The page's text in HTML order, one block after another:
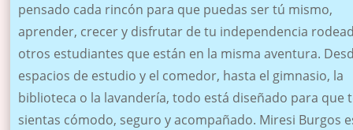
pensado cada rincón para que puedas ser tú mismo,
aprender, crecer y disfrutar de tu independencia
otros estudiantes que están en la misma aventura.
espacios de estudio y el comedor, hasta el gimnasio, la
biblioteca o la lavandería, todo está diseñado para que
sientas cómodo, seguro y acompañado. Miresi Burgos